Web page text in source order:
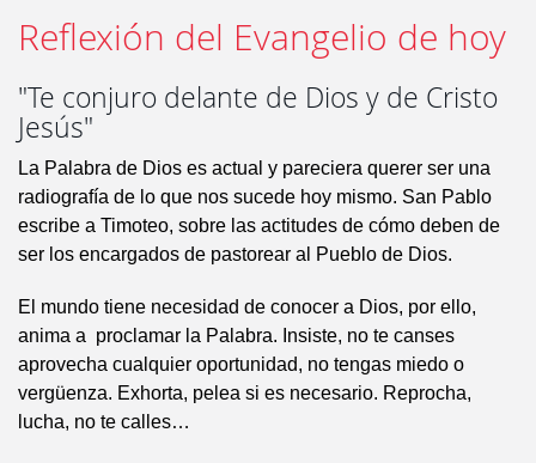
Reflexión del Evangelio de hoy
"Te conjuro delante de Dios y de Cristo
Jesús"
La Palabra de Dios es actual y pareciera querer ser una
radiografía de lo que nos sucede hoy mismo. San Pablo
escribe a Timoteo, sobre las actitudes de cómo deben de
ser los encargados de pastorear al Pueblo de Dios.
El mundo tiene necesidad de conocer a Dios, por ello,
anima a proclamar la Palabra. Insiste, no te canses
aprovecha cualquier oportunidad, no tengas miedo o
vergüenza. Exhorta, pelea si es necesario. Reprocha,
lucha, no te calles…